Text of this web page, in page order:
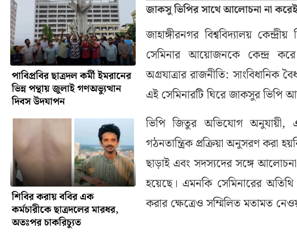
পাবিপ্রবির ছাত্রদল কর্মী ইমরানের
ভিন্ন পন্থায় জুলাই গণঅভ্যুত্থান
দিবস উদযাপন
শিবির করায় ববির এক
কর্মচারীকে ছাত্রদলের মারধর,
অতঃপর চাকরিচ্যুত
জাকসু ভিপির সাথে আলোচনা না
জাহাঙ্গীরনগর বিশ্ববিদ্যালয়
সেমিনার আয়োজনকে কেন্দ্র করে
অগ্রযাত্রার রাজনীতি: সাংবিধানিক
এই সেমিনারটি ঘিরে জাকসুর
ভিপি জিতুর অভিযোগ অনুযায়ী,
গঠনতান্ত্রিক প্রক্রিয়া অনুসরণ করা
ছাড়াই এবং সদস্যদের সঙ্গে
হয়েছে। এমনকি সেমিনারের অতিথি
করার ক্ষেত্রেও সম্মিলিত মতামত